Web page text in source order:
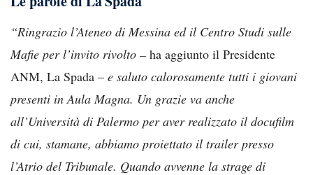
“Ringrazio l’Ateneo di Messina ed il Centro Studi sulle
Mafie per l’invito rivolto – ha aggiunto il Presidente
ANM, La Spada – e saluto calorosamente tutti i giovani
presenti in Aula Magna. Un grazie va anche
all’Università di Palermo per aver realizzato il docufilm
di cui, stamane, abbiamo proiettato il trailer presso
l’Atrio del Tribunale. Quando avvenne la strage di